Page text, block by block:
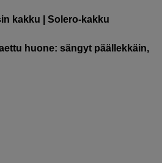
kakku | Solero-kakku
huone: sängyt päällekkäin,